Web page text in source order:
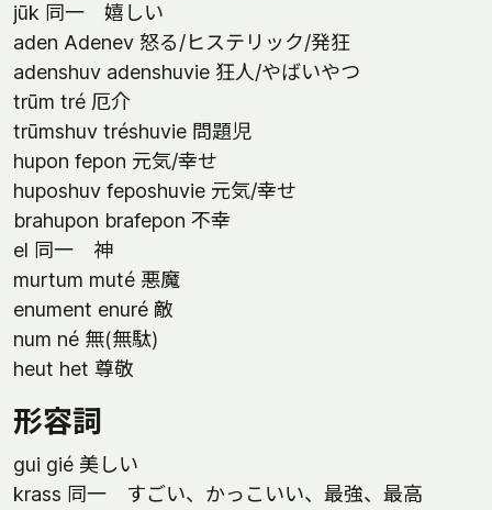
jūk 同一 嬉しい
aden Adenev 怒る/ヒステリック/発狂
adenshuv adenshuvie 狂人/やばいやつ
trūm tré 厄介
trūmshuv tréshuvie 問題児
hupon fepon 元気/幸せ
huposhuv feposhuvie 元気/幸せ
brahupon brafepon 不幸
el 同一 神
murtum muté 悪魔
enument enuré 敵
num né 無(無駄)
heut het 尊敬
形容詞
gui gié 美しい
krass 同一 すごい、かっこいい、最強、最高